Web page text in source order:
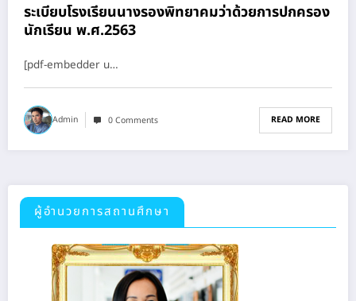
ระเบียบโรงเรียนนางรองพิทยาคมว่าด้วยการปกครอง
นักเรียน พ.ศ.2563
[pdf-embedder u…
Admin 0 Comments READ MORE
ผู้อำนวยการสถานศึกษา